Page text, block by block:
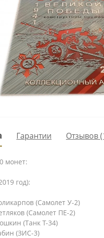
Гарантии Отзывов
монет:
год):
(Самолет У-2)
(Самолет ПЕ-2)
(Танк Т-34)
(ЗИС-3)